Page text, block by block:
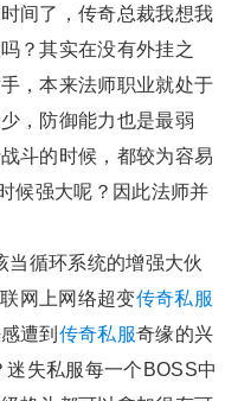
间了，传奇总裁我想我
？其实在没有外挂之
，本来法师职业就处于
，防御能力也是最弱
斗的时候，都较为容易
候强大呢？因此法师并
当循环系统的增强大伙
网上网络超变传奇私服
遭到 传奇私服奇缘的兴
失私服每一个BOSS中